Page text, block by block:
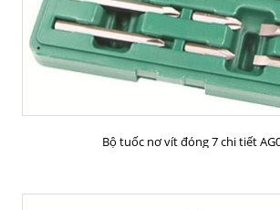
Bộ tuốc nơ vít đóng 7 chi tiết